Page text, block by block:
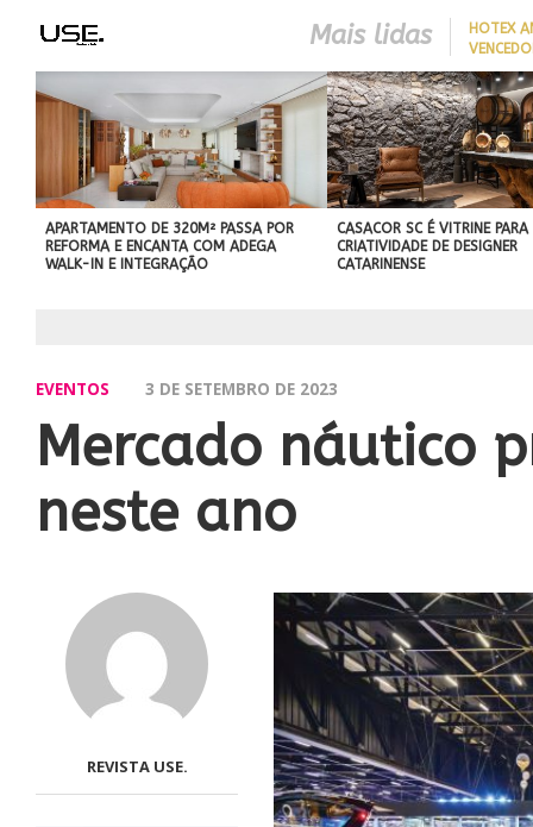
Mais lidas
HOTEX
APARTAMENTO DE 320M² PASSA POR
REFORMA E ENCANTA COM ADEGA
WALK-IN E INTEGRAÇÃO
CASACOR SC É VITRINE PARA
CRIATIVIDADE DE DESIGNER
CATARINENSE
EVENTOS 3 DE SETEMBRO DE 2023
Mercado náutico
neste ano
REVISTA USE.